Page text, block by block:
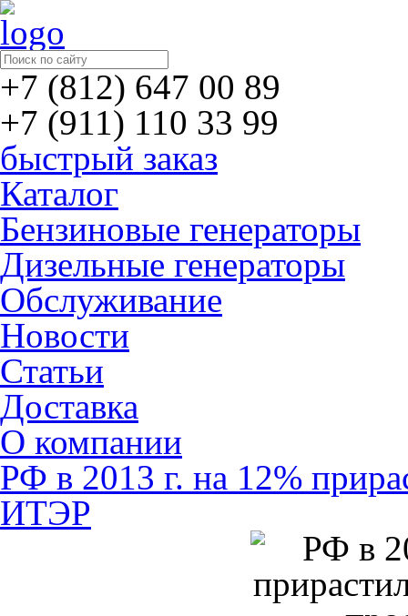
+7 (812) 647 00 89
+7 (911) 110 33 99
быстрый заказ
Каталог
Бензиновые генераторы
Дизельные генераторы
Обслуживание
Новости
Статьи
Доставка
О компании
РФ в 2013 г. на 12%
ИТЭР